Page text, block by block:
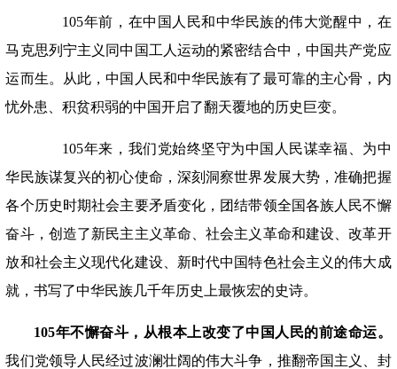
105年前，在中国人民和中华民族的伟大觉醒中，在
马克思列宁主义同中国工人运动的紧密结合中，中国共产党应
运而生。从此，中国人民和中华民族有了最可靠的主心骨，内
忧外患、积贫积弱的中国开启了翻天覆地的历史巨变。
105年来，我们党始终坚守为中国人民谋幸福、为中
华民族谋复兴的初心使命，深刻洞察世界发展大势，准确把握
各个历史时期社会主要矛盾变化，团结带领全国各族人民不懈
奋斗，创造了新民主主义革命、社会主义革命和建设、改革开
放和社会主义现代化建设、新时代中国特色社会主义的伟大成
就，书写了中华民族几千年历史上最恢宏的史诗。
105年不懈奋斗，从根本上改变了中国人民的前途命运。
我们党领导人民经过波澜壮阔的伟大斗争，推翻帝国主义、封